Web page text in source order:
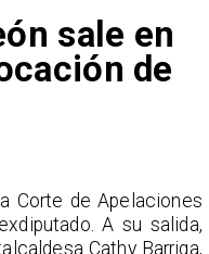
sale en
de
Corte de Apelaciones
A su salida,
Cathy Barriga,